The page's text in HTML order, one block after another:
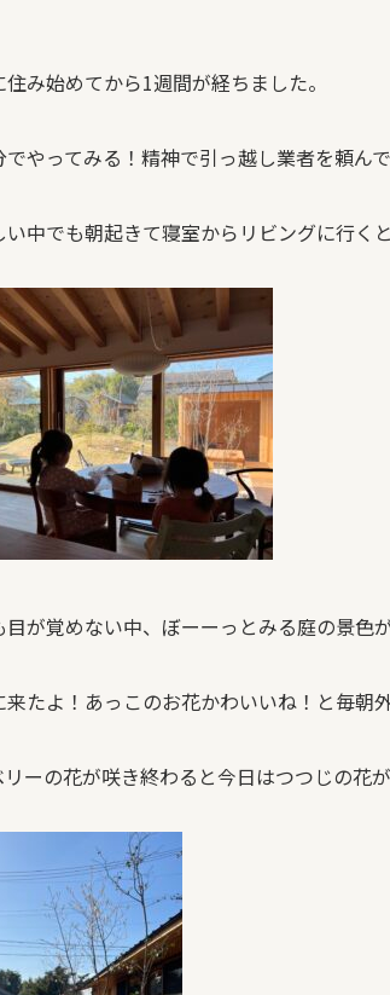
み始めてから1週間が経ちました。
でやってみる！精神で引っ越し業者を頼ん
い中でも朝起きて寝室からリビングに行く
が覚めない中、ぼーーっとみる庭の景色
たよ！あっこのお花かわいいね！と毎朝
ーの花が咲き終わると今日はつつじの花